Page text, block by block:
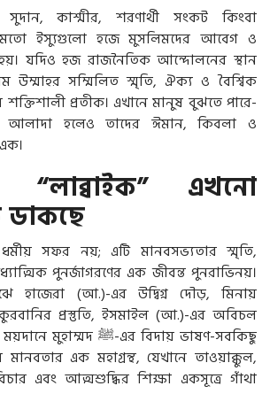
কাশ্মীর, শরণার্থী সংকট কিংবা
মতো ইস্যুগুলো হজে মুসলিমদের আবেগ ও
যদিও হজ রাজনৈতিক আন্দোলনের স্থান
উম্মাহর সম্মিলিত স্মৃতি, ঐক্য ও বৈশ্বিক
শক্তিশালী প্রতীক। এখানে মানুষ বুঝতে পারে-
আলাদা হলেও তাদের ঈমান, কিবলা ও
“লাব্বাইক” এখনো
ডাকছে
সফর নয়; এটি মানবসভ্যতার স্মৃতি,
পুনর্জাগরণের এক জীবন্ত পুনরাভিনয়।
হাজেরা (আ.)-এর উদ্বিগ্ন দৌড়, মিনায়
প্রস্তুতি, ইসমাইল (আ.)-এর অবিচল
মুহাম্মদ ﷺ-এর বিদায় ভাষণ-সবকিছু
এক মহাগ্রন্থ, যেখানে তাওয়াক্কুল,
এবং আত্মশুদ্ধির শিক্ষা একসূত্রে গাঁথা